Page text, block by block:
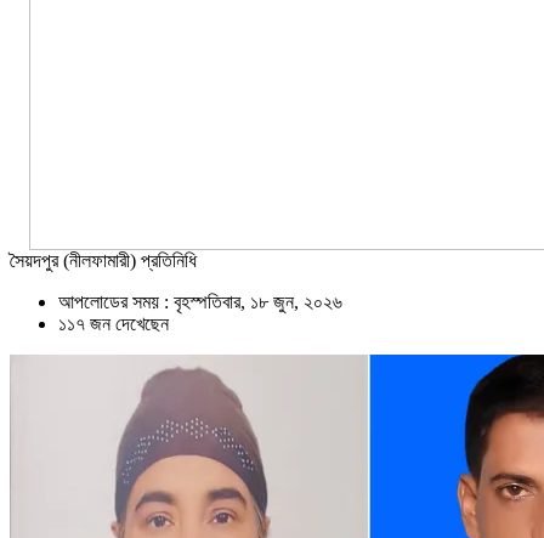
সৈয়দপুর (নীলফামারী) প্রতিনিধি
আপলোডের সময় : বৃহস্পতিবার, ১৮ জুন, ২০২৬
১১৭ জন দেখেছেন